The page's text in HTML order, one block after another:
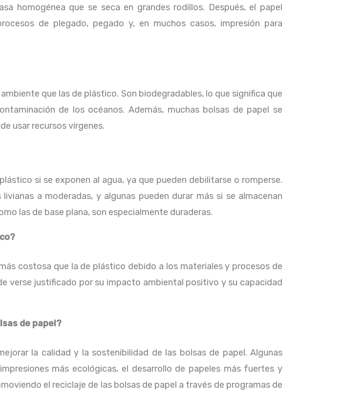
homogénea que se seca en grandes rodillos. Después, el papel
de plegado, pegado y, en muchos casos, impresión para
que las de plástico. Son biodegradables, lo que significa que
de los océanos. Además, muchas bolsas de papel se
usar recursos vírgenes.
si se exponen al agua, ya que pueden debilitarse o romperse.
a moderadas, y algunas pueden durar más si se almacenan
las de base plana, son especialmente duraderas.
costosa que la de plástico debido a los materiales y procesos de
verse justificado por su impacto ambiental positivo y su capacidad
de papel?
la calidad y la sostenibilidad de las bolsas de papel. Algunas
más ecológicas, el desarrollo de papeles más fuertes y
el reciclaje de las bolsas de papel a través de programas de